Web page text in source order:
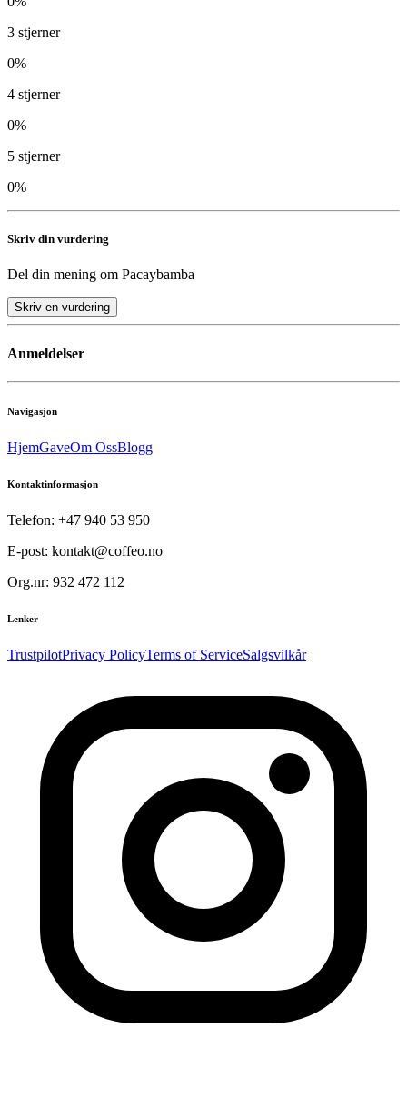
3 stjerner
0%
4 stjerner
0%
5 stjerner
0%
Skriv din vurdering
Del din mening om Pacaybamba
Skriv en vurdering
Anmeldelser
Navigasjon
HjemGaveOm OssBlogg
Kontaktinformasjon
Telefon: +47 940 53 950
E-post: kontakt@coffeo.no
Org.nr: 932 472 112
Lenker
TrustpilotPrivacy PolicyTerms of ServiceSalgsvilkår